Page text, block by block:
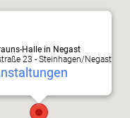
Halle in Negast
23 - Steinhagen/Negast